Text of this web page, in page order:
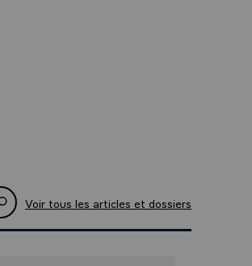
Voir tous les articles et dossiers